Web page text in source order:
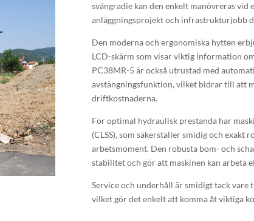
svängradie kan den enkelt manövreras vid
anläggningsprojekt och infrastrukturjobb
Den moderna och ergonomiska hytten
LCD-skärm som visar viktig information
PC38MR-5 är också utrustad med
avstängningsfunktion, vilket bidrar till att
driftkostnaderna.
För optimal hydraulisk prestanda har
(CLSS), som säkerställer smidig och exakt
arbetsmoment. Den robusta bom- och
stabilitet och gör att maskinen kan arbeta
Service och underhåll är smidigt tack
vilket gör det enkelt att komma åt viktiga